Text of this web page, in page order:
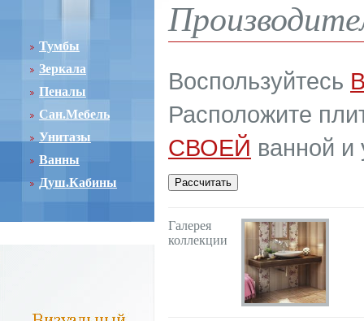
Тумбы
Зеркала
Пеналы
Сан.Мебель
Унитазы
Ванны
Душ.Кабины
Воспользуйтесь
Расположите
СВОЕЙ ванной и
Галерея
коллекции